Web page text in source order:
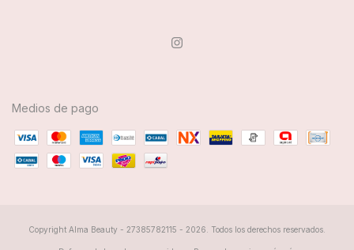
Medios de pago
Copyright Alma Beauty - 27385782115 - 2026. Todos los derechos reservados.